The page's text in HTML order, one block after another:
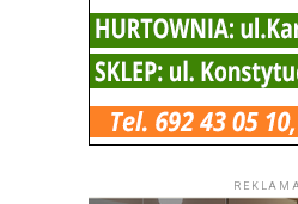
REKLAMA